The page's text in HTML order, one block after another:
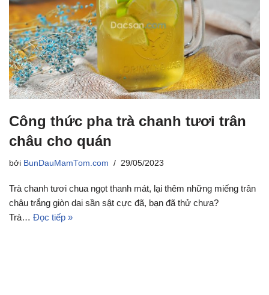
Công thức pha trà chanh tươi trân
châu cho quán
bởi BunDauMamTom.com 29/05/2023
Trà chanh tươi chua ngọt thanh mát, lại thêm những miếng trân
châu trắng giòn dai sần sật cực đã, bạn đã thử chưa?
Trà… Đọc tiếp »